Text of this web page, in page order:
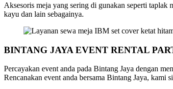
Aksesoris meja yang sering di gunakan seperti
kayu dan lain sebagainya.
BINTANG JAYA EVENT RENTAL
Percayakan event anda pada Bintang Jaya dengan
Rencanakan event anda bersama Bintang Jaya, kami